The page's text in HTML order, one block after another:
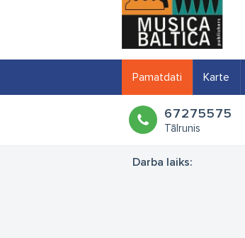
Pamatdati Karte
67275575
Tālrunis
Darba laiks: